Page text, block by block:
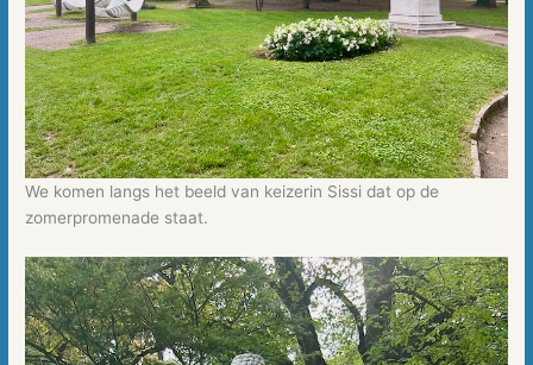
We komen langs het beeld van keizerin Sissi dat op de
zomerpromenade staat.